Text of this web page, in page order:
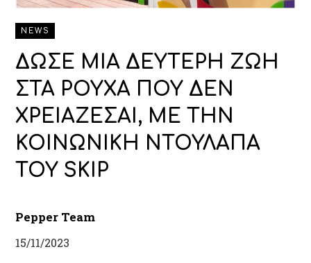
NEWS
ΔΩΣΕ ΜΙΑ ΔΕΥΤΕΡΗ ΖΩΗ
ΣΤΑ ΡΟΥΧΑ ΠΟΥ ΔΕΝ
ΧΡΕΙΑΖΕΣΑΙ, ΜΕ ΤΗΝ
ΚΟΙΝΩΝΙΚΗ ΝΤΟΥΛΑΠΑ
ΤΟΥ SKIP
Pepper Team
15/11/2023